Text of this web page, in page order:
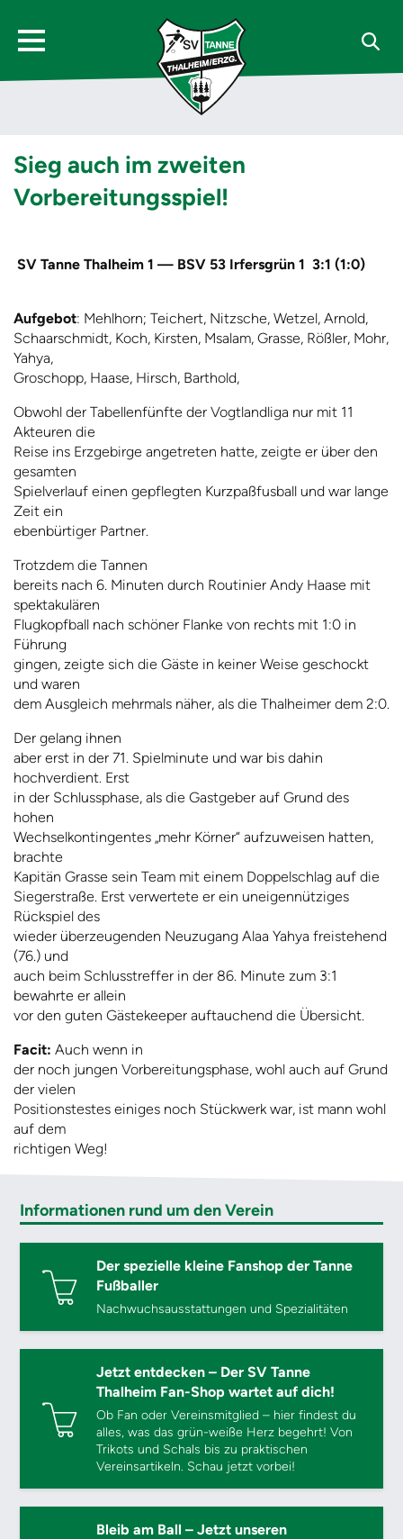
Sieg auch im zweiten
Vorbereitungsspiel!
SV Tanne Thalheim 1 — BSV 53 Irfersgrün 1 3:1 (1:0)
Aufgebot: Mehlhorn; Teichert, Nitzsche, Wetzel, Arnold,
Schaarschmidt, Koch, Kirsten, Msalam, Grasse, Rößler, Mohr,
Yahya,
Groschopp, Haase, Hirsch, Barthold,
Obwohl der Tabellenfünfte der Vogtlandliga nur mit 11
Akteuren die
Reise ins Erzgebirge angetreten hatte, zeigte er über den
gesamten
Spielverlauf einen gepflegten Kurzpaßfusball und war lange
Zeit ein
ebenbürtiger Partner.
Trotzdem die Tannen
bereits nach 6. Minuten durch Routinier Andy Haase mit
spektakulären
Flugkopfball nach schöner Flanke von rechts mit 1:0 in
Führung
gingen, zeigte sich die Gäste in keiner Weise geschockt
und waren
dem Ausgleich mehrmals näher, als die Thalheimer dem 2:0.
Der gelang ihnen
aber erst in der 71. Spielminute und war bis dahin
hochverdient. Erst
in der Schlussphase, als die Gastgeber auf Grund des
hohen
Wechselkontingentes „mehr Körner“ aufzuweisen hatten,
brachte
Kapitän Grasse sein Team mit einem Doppelschlag auf die
Siegerstraße. Erst verwertete er ein uneigennütziges
Rückspiel des
wieder überzeugenden Neuzugang Alaa Yahya freistehend
(76.) und
auch beim Schlusstreffer in der 86. Minute zum 3:1
bewahrte er allein
vor den guten Gästekeeper auftauchend die Übersicht.
Facit: Auch wenn in
der noch jungen Vorbereitungsphase, wohl auch auf Grund
der vielen
Positionstestes einiges noch Stückwerk war, ist mann wohl
auf dem
richtigen Weg!
Informationen rund um den Verein
Der spezielle kleine Fanshop der Tanne
Fußballer
Nachwuchsausstattungen und Spezialitäten
Jetzt entdecken – Der SV Tanne
Thalheim Fan-Shop wartet auf dich!
Ob Fan oder Vereinsmitglied – hier findest du
alles, was das grün-weiße Herz begehrt! Von
Trikots und Schals bis zu praktischen
Vereinsartikeln. Schau jetzt vorbei!
Bleib am Ball – Jetzt unseren